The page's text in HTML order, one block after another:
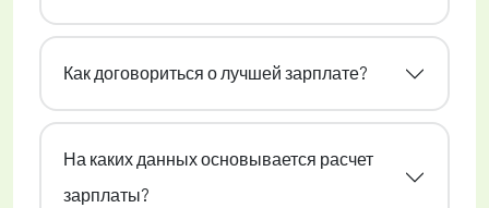
Как договориться о лучшей зарплате?
На каких данных основывается расчет
зарплаты?